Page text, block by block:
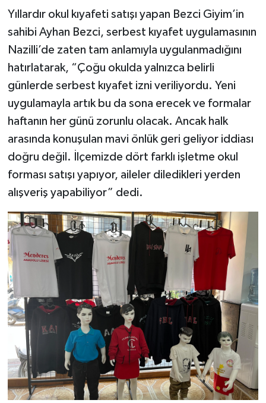
Yıllardır okul kıyafeti satışı yapan Bezci Giyim’in
sahibi Ayhan Bezci, serbest kıyafet uygulamasının
Nazilli’de zaten tam anlamıyla uygulanmadığını
hatırlatarak, “Çoğu okulda yalnızca belirli
günlerde serbest kıyafet izni veriliyordu. Yeni
uygulamayla artık bu da sona erecek ve formalar
haftanın her günü zorunlu olacak. Ancak halk
arasında konuşulan mavi önlük geri geliyor iddiası
doğru değil. İlçemizde dört farklı işletme okul
forması satışı yapıyor, aileler diledikleri yerden
alışveriş yapabiliyor” dedi.